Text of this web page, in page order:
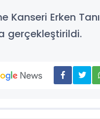
Kanseri Erken Tanı
gerçekleştirildi.